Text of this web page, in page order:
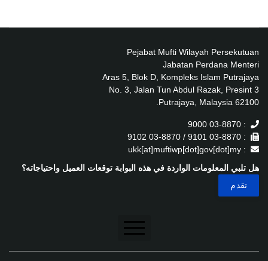
Pejabat Mufti Wilayah Persekutuan
Jabatan Perdana Menteri
Aras 5, Blok D, Kompleks Islam Putrajaya
No. 3, Jalan Tun Abdul Razak, Presint 3
62100 Putrajaya, Malaysia.
: 03-8870 9000
: 03-8870 9101 / 03-8870 9102
: ukk[at]muftiwp[dot]gov[dot]my
هل تلبي المعلومات الواردة في هذه البوابة توقعات العميل واحتياجاته؟
تنصل